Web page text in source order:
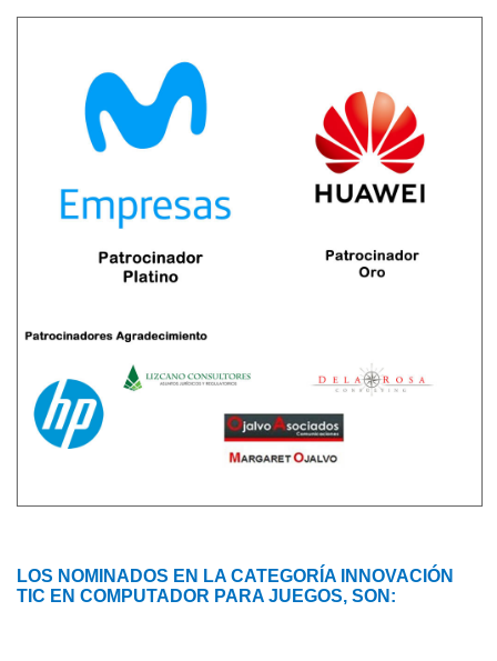
LOS NOMINADOS EN LA CATEGORÍA INNOVACIÓN
TIC EN COMPUTADOR PARA JUEGOS, SON: